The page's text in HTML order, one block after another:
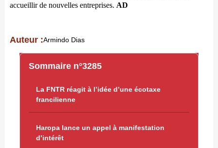
Sommaire n°3285
La FNTR réagit à l’idée d’une écotaxe
francilienne
Haropa lance un appel à manifestation
d’intérêt
accueillir de nouvelles entreprises. AD
Auteur :Armindo Dias